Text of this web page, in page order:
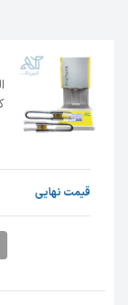
سریع و
مشخصات
جنس
دمای
قیمت نهایی